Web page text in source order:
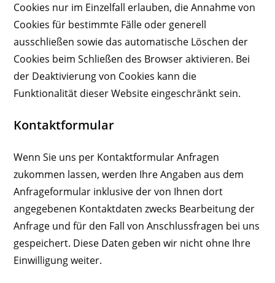
Cookies nur im Einzelfall erlauben, die Annahme von
Cookies für bestimmte Fälle oder generell
ausschließen sowie das automatische Löschen der
Cookies beim Schließen des Browser aktivieren. Bei
der Deaktivierung von Cookies kann die
Funktionalität dieser Website eingeschränkt sein.
Kontaktformular
Wenn Sie uns per Kontaktformular Anfragen
zukommen lassen, werden Ihre Angaben aus dem
Anfrageformular inklusive der von Ihnen dort
angegebenen Kontaktdaten zwecks Bearbeitung der
Anfrage und für den Fall von Anschlussfragen bei uns
gespeichert. Diese Daten geben wir nicht ohne Ihre
Einwilligung weiter.